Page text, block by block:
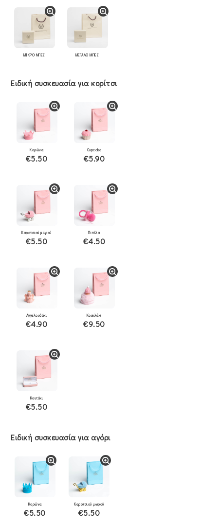
ΜΙΚΡΟ ΜΠΕΖ ΜΕΓΑΛΟ ΜΠΕΖ
Ειδική συσκευασία για κορίτσι
Κορώνα
€5.50
Cupcake
€5.90
Καροτσιού μωρού
€5.50
Πιπίλα
€4.50
Αγγελουδάκι
€4.90
Κουκλάκι
€9.50
Κουτάκι
€5.50
Ειδική συσκευασία για αγόρι
Κορώνα
€5.50
Καροτσιού μωρού
€5.50